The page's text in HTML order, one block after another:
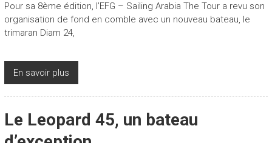
Pour sa 8ème édition, l’EFG – Sailing Arabia The Tour a revu son
organisation de fond en comble avec un nouveau bateau, le
trimaran Diam 24,
En savoir plus
Le Leopard 45, un bateau